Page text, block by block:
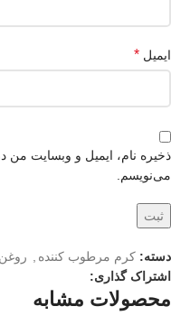
ایمیل *
ذخیره نام، ایمیل و وبسایت من
می‌نویسم.
دسته: کرم مرطوب کننده ,
اشتراک گذاری:
محصولات مشابه